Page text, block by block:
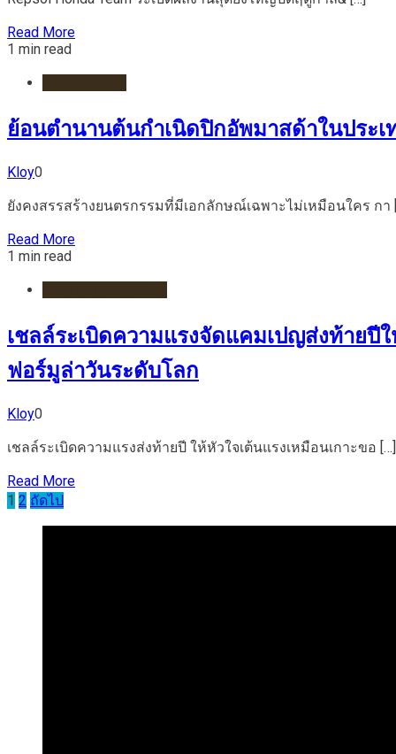
Read More
1 min read
ย้อนตำนานต้นกำเนิดปิกอัพมาสด้าในประเ
Kloy0
ยังคงสรรสร้างยนตรกรรมที่มีเอกลักษณ์เฉพาะไม่เหมือนใคร กา
Read More
1 min read
เชลล์ระเบิดความแรงจัดแคมเปญส่งท้าย
ฟอร์มูล่าวันระดับโลก
Kloy0
เชลล์ระเบิดความแรงส่งท้ายปี ให้หัวใจเต้นแรงเหมือนเกาะขอ […]
Read More
Posts
pagination
1 2 ถัดไป